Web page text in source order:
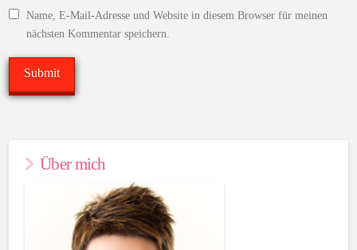
Name, E-Mail-Adresse und Website in diesem Browser für meinen
nächsten Kommentar speichern.
Über mich